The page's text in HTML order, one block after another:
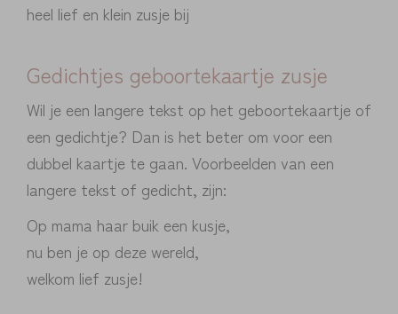
heel lief en klein zusje bij
Gedichtjes geboortekaartje zusje
Wil je een langere tekst op het geboortekaartje of
een gedichtje? Dan is het beter om voor een
dubbel kaartje te gaan. Voorbeelden van een
langere tekst of gedicht, zijn:
Op mama haar buik een kusje,
nu ben je op deze wereld,
welkom lief zusje!